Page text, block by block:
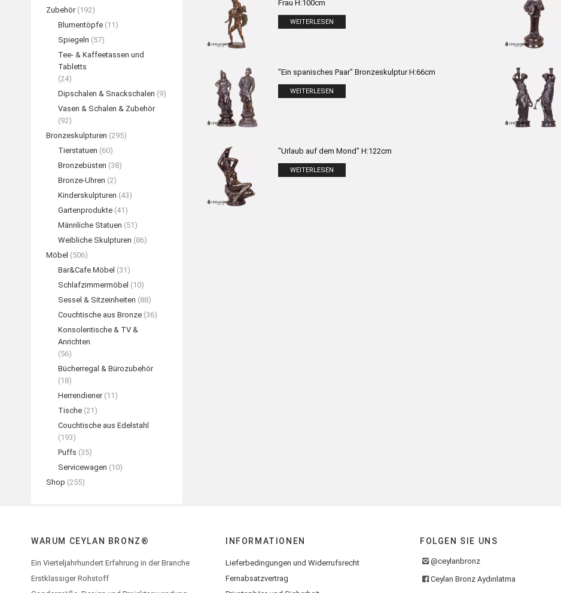
Frau H:100cm
WEITERLESEN
"Ein spanisches Paar" Bronzeskulptur H:66cm
WEITERLESEN
"Urlaub auf dem Mond" H:122cm
WEITERLESEN
Zubehör (192)
Blumentöpfe (11)
Spiegeln (57)
Tee- & Kaffeetassen und
Tabletts
(24)
Dipschalen & Snackschalen (9)
Vasen & Schalen & Zubehör
(92)
Bronzeskulpturen (295)
Tierstatuen (60)
Bronzebüsten (38)
Bronze-Uhren (2)
Kinderskulpturen (43)
Gartenprodukte (41)
Männliche Statuen (51)
Weibliche Skulpturen (86)
Möbel (506)
Bar&Cafe Möbel (31)
Schlafzimmermöbel (10)
Sessel & Sitzeinheiten (88)
Couchtische aus Bronze (36)
Konsolentische & TV &
Anrichten
(56)
Bücherregal & Bürozubehör
(18)
Herrendiener (11)
Tische (21)
Couchtische aus Edelstahl
(193)
Puffs (35)
Servicewagen (10)
Shop (255)
WARUM CEYLAN BRONZ®
Ein Vierteljahrhundert Erfahrung in der Branche
Erstklassiger Rohstoff
INFORMATIONEN
Lieferbedingungen und Widerrufsrecht
Fernabsatzvertrag
FOLGEN SIE UNS
@ceylanbronz
Ceylan Bronz Aydınlatma